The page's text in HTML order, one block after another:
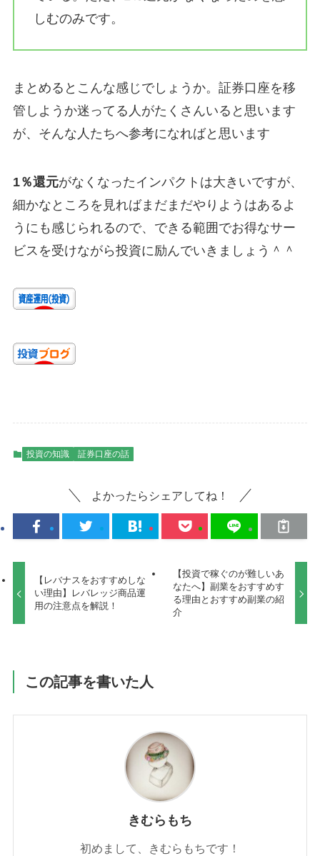
しむのみです。
まとめるとこんな感じでしょうか。証券口座を移
管しようか迷ってる人がたくさんいると思います
が、そんな人たちへ参考になればと思います
1％還元がなくなったインパクトは大きいですが、
細かなところを見ればまだまだやりようはあるよ
うにも感じられるので、できる範囲でお得なサー
ビスを受けながら投資に励んでいきましょう＾＾
投資の知識 証券口座の話
よかったらシェアしてね！
【レバナスをおすすめしな
い理由】レバレッジ商品運
用の注意点を解説！
【投資で稼ぐのが難しいあ
なたへ】副業をおすすめす
る理由とおすすめ副業の紹
介
この記事を書いた人
きむらもち
初めまして、きむらもちです！